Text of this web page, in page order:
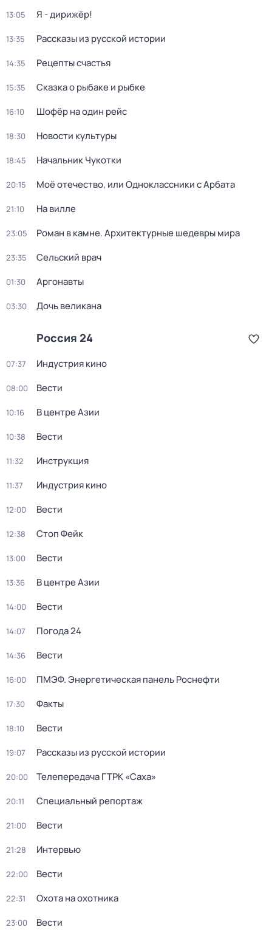
13:05 Я - дирижёр!
13:35 Рассказы из русской истории
14:35 Рецепты счастья
15:35 Сказка о рыбаке и рыбке
16:10 Шофёр на один рейс
18:30 Новости культуры
18:45 Начальник Чукотки
20:15 Моё отечество, или Одноклассники с Арбата
21:10 На вилле
23:05 Роман в камне. Архитектурные шедевры мира
23:35 Сельский врач
01:30 Аргонавты
03:30 Дочь великана
Россия 24
07:37 Индустрия кино
08:00 Вести
10:16 В центре Азии
10:38 Вести
11:32 Инструкция
11:37 Индустрия кино
12:00 Вести
12:38 Стоп Фейк
13:00 Вести
13:36 В центре Азии
14:00 Вести
14:07 Погода 24
14:36 Вести
16:00 ПМЭФ. Энергетическая панель Роснефти
17:30 Факты
18:10 Вести
19:07 Рассказы из русской истории
20:00 Телепередача ГТРК «Саха»
20:11 Специальный репортаж
21:00 Вести
21:28 Интервью
22:00 Вести
22:31 Охота на охотника
23:00 Вести